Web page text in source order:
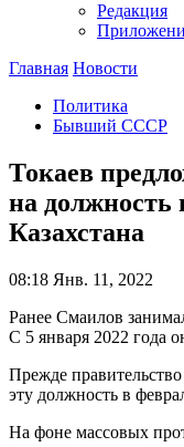
Редакция
Главная Новости
Политика
Бывший СССР
Токаев
на должность
Казахстана
08:18 Янв. 11, 2022
Ранее Смаилов
С 5 января 2022 года
Прежде
эту должность в
На фоне массовых